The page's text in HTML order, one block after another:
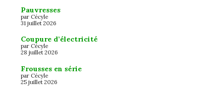
Pauvresses
par Cécyle
31 juillet 2026
Coupure d’électricité
par Cécyle
28 juillet 2026
Frousses en série
par Cécyle
25 juillet 2026